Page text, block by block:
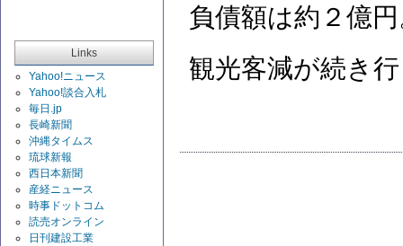
Links
Yahoo!ニュース
Yahoo!談合入札
毎日.jp
長崎新聞
沖縄タイムス
琉球新報
西日本新聞
産経ニュース
時事ドットコム
読売オンライン
日刊建設工業
負債額は約２億
観光客減が続き